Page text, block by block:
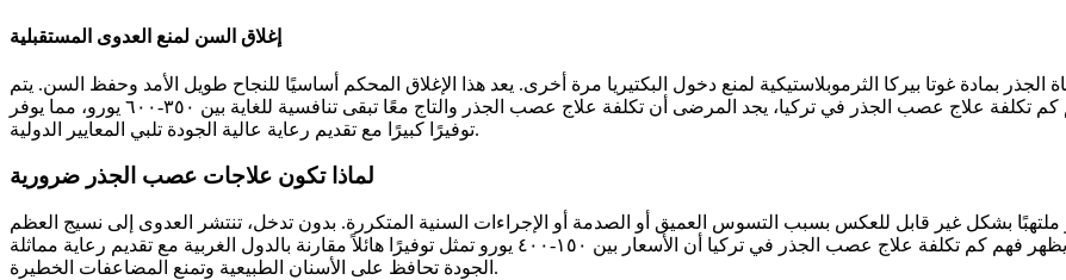
إغلاق السن لمنع العدوى المستقبلية
الجذر بمادة غوتا بيركا الثرموبلاستيكية لمنع دخول البكتيريا مرة أخرى. يعد هذا الإغلاق المحكم أساسيًا للنجاح طويل الأمد وحفظ السن. يتم
وضع حشوة مؤقتة أو دائمة، يتبعها وضع تاج إذا لزم الأمر. عند تقييم كم تكلفة علاج عصب الجذر في تركيا، يجد المرضى أن تكلفة علاج عصب الجذر والتاج معًا تبقى تنافسية للغاية بين ٣٥٠-٦٠٠ يورو، مما يوفر
توفيرًا كبيرًا مع تقديم رعاية عالية الجودة تلبي المعايير الدولية.
لماذا تكون علاجات عصب الجذر ضرورية
بشكل غير قابل للعكس بسبب التسوس العميق أو الصدمة أو الإجراءات السنية المتكررة. بدون تدخل، تنتشر العدوى إلى نسيج العظم
المحيط، مما يسبب ألمًا شديدًا، وتكون خراج، وفقدان محتمل للسن. يظهر فهم كم تكلفة علاج عصب الجذر في تركيا أن الأسعار بين ١٥٠-٤٠٠ يورو تمثل توفيرًا هائلاً مقارنة بالدول الغربية مع تقديم رعاية مماثلة
الجودة تحافظ على الأسنان الطبيعية وتمنع المضاعفات الخطيرة.